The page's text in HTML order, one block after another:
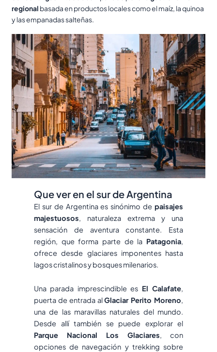
regional basada en productos locales como el maíz, la quinoa
y las empanadas salteñas.
Que ver en el sur de Argentina
El sur de Argentina es sinónimo de paisajes
majestuosos, naturaleza extrema y una
sensación de aventura constante. Esta
región, que forma parte de la Patagonia,
ofrece desde glaciares imponentes hasta
lagos cristalinos y bosques milenarios.
Una parada imprescindible es El Calafate,
puerta de entrada alGlaciar Perito Moreno,
una de las maravillas naturales del mundo.
Desde allí también se puede explorar el
Parque Nacional Los Glaciares, con
opciones de navegación y trekking sobre